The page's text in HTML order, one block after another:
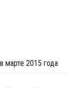
марте 2015 года